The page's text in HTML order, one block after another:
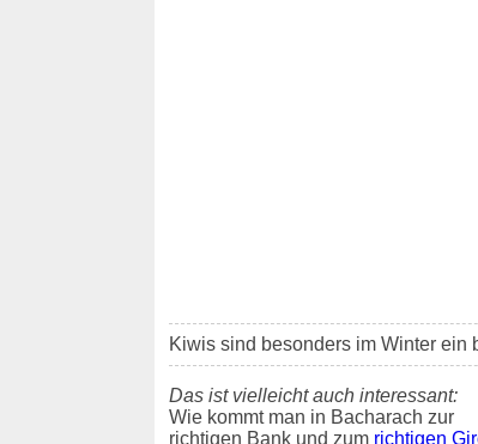
Kiwis sind besonders im Winter ein
Das ist vielleicht auch interessant:
Wie kommt man in Bacharach zur
richtigen Bank und zum richtigen